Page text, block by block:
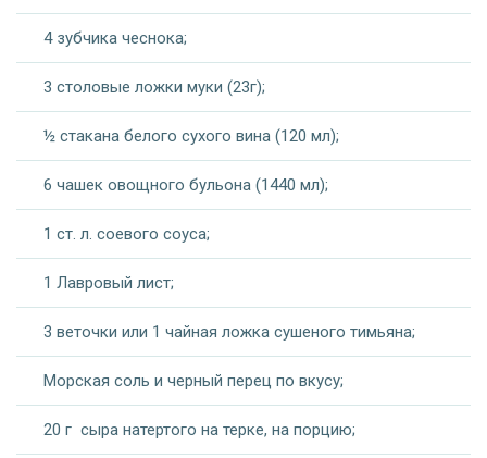
4 зубчика чеснока;
3 столовые ложки муки (23г);
½ стакана белого сухого вина (120 мл);
6 чашек овощного бульона (1440 мл);
1 ст. л. соевого соуса;
1 Лавровый лист;
3 веточки или 1 чайная ложка сушеного тимьяна;
Морская соль и черный перец по вкусу;
20 г сыра натертого на терке, на порцию;